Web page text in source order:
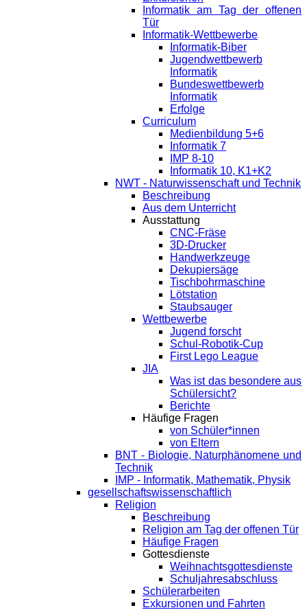
Informatik am Tag der offenen
Tür
Informatik-Wettbewerbe
Informatik-Biber
Jugendwettbewerb
Informatik
Bundeswettbewerb
Informatik
Erfolge
Curriculum
Medienbildung 5+6
Informatik 7
IMP 8-10
Informatik 10, K1+K2
NWT - Naturwissenschaft und Technik
Beschreibung
Aus dem Unterricht
Ausstattung
CNC-Fräse
3D-Drucker
Handwerkzeuge
Dekupiersäge
Tischbohrmaschine
Lötstation
Staubsauger
Wettbewerbe
Jugend forscht
Schul-Robotik-Cup
First Lego League
JIA
Was ist das besondere aus
Schülersicht?
Berichte
Häufige Fragen
von Schüler*innen
von Eltern
BNT - Biologie, Naturphänomene und
Technik
IMP - Informatik, Mathematik, Physik
gesellschaftswissenschaftlich
Religion
Beschreibung
Religion am Tag der offenen Tür
Häufige Fragen
Gottesdienste
Weihnachtsgottesdienste
Schuljahresabschluss
Schülerarbeiten
Exkursionen und Fahrten